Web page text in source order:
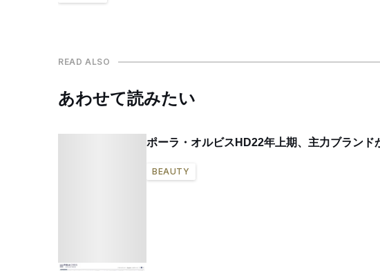
READ ALSO
あわせて読みたい
ポーラ・オルビスHD22年上期、主力ブラン
BEAUTY